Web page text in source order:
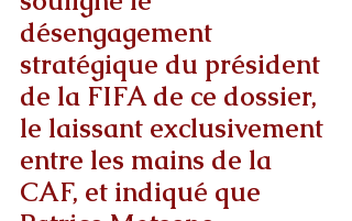
désengagement
stratégique du président
de la FIFA de ce dossier,
le laissant exclusivement
entre les mains de la
CAF, et indiqué que